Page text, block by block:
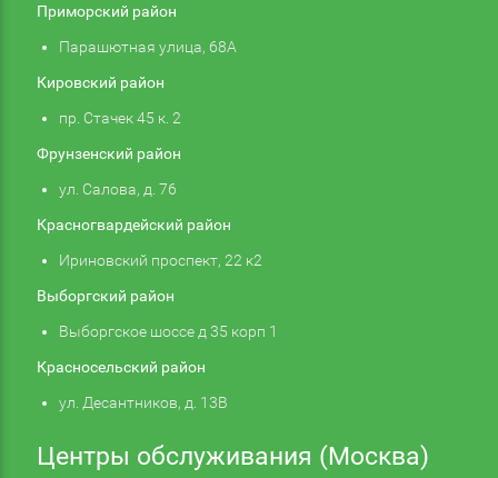
Приморский район
Парашютная улица, 68А
Кировский район
пр. Стачек 45 к. 2
Фрунзенский район
ул. Салова, д. 76
Красногвардейский район
Ириновский проспект, 22 к2
Выборгский район
Выборгское шоссе д 35 корп 1
Красносельский район
ул. Десантников, д. 13В
Центры обслуживания (Москва)